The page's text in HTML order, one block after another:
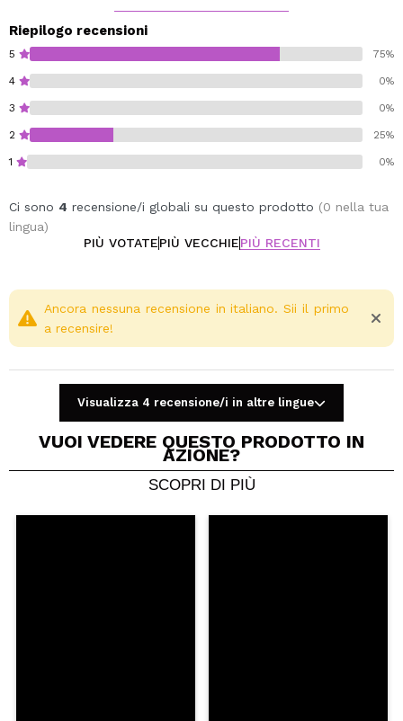
Riepilogo recensioni
5 75%
4 0%
3 0%
2 25%
1 0%
Ci sono 4 recensione/i globali su questo prodotto (0 nella tua
lingua)
PIÙ VOTATEPIÙ VECCHIEPIÙ RECENTI
Condividi un video o una foto
Il tuo video potrebbe essere il primo. Immaginalo...
Ancora nessuna recensione in italiano. Sii il primo
a recensire!
Visualizza 4 recensione/i in altre lingue
VUOI VEDERE QUESTO PRODOTTO IN
AZIONE?
SCOPRI DI PIÙ